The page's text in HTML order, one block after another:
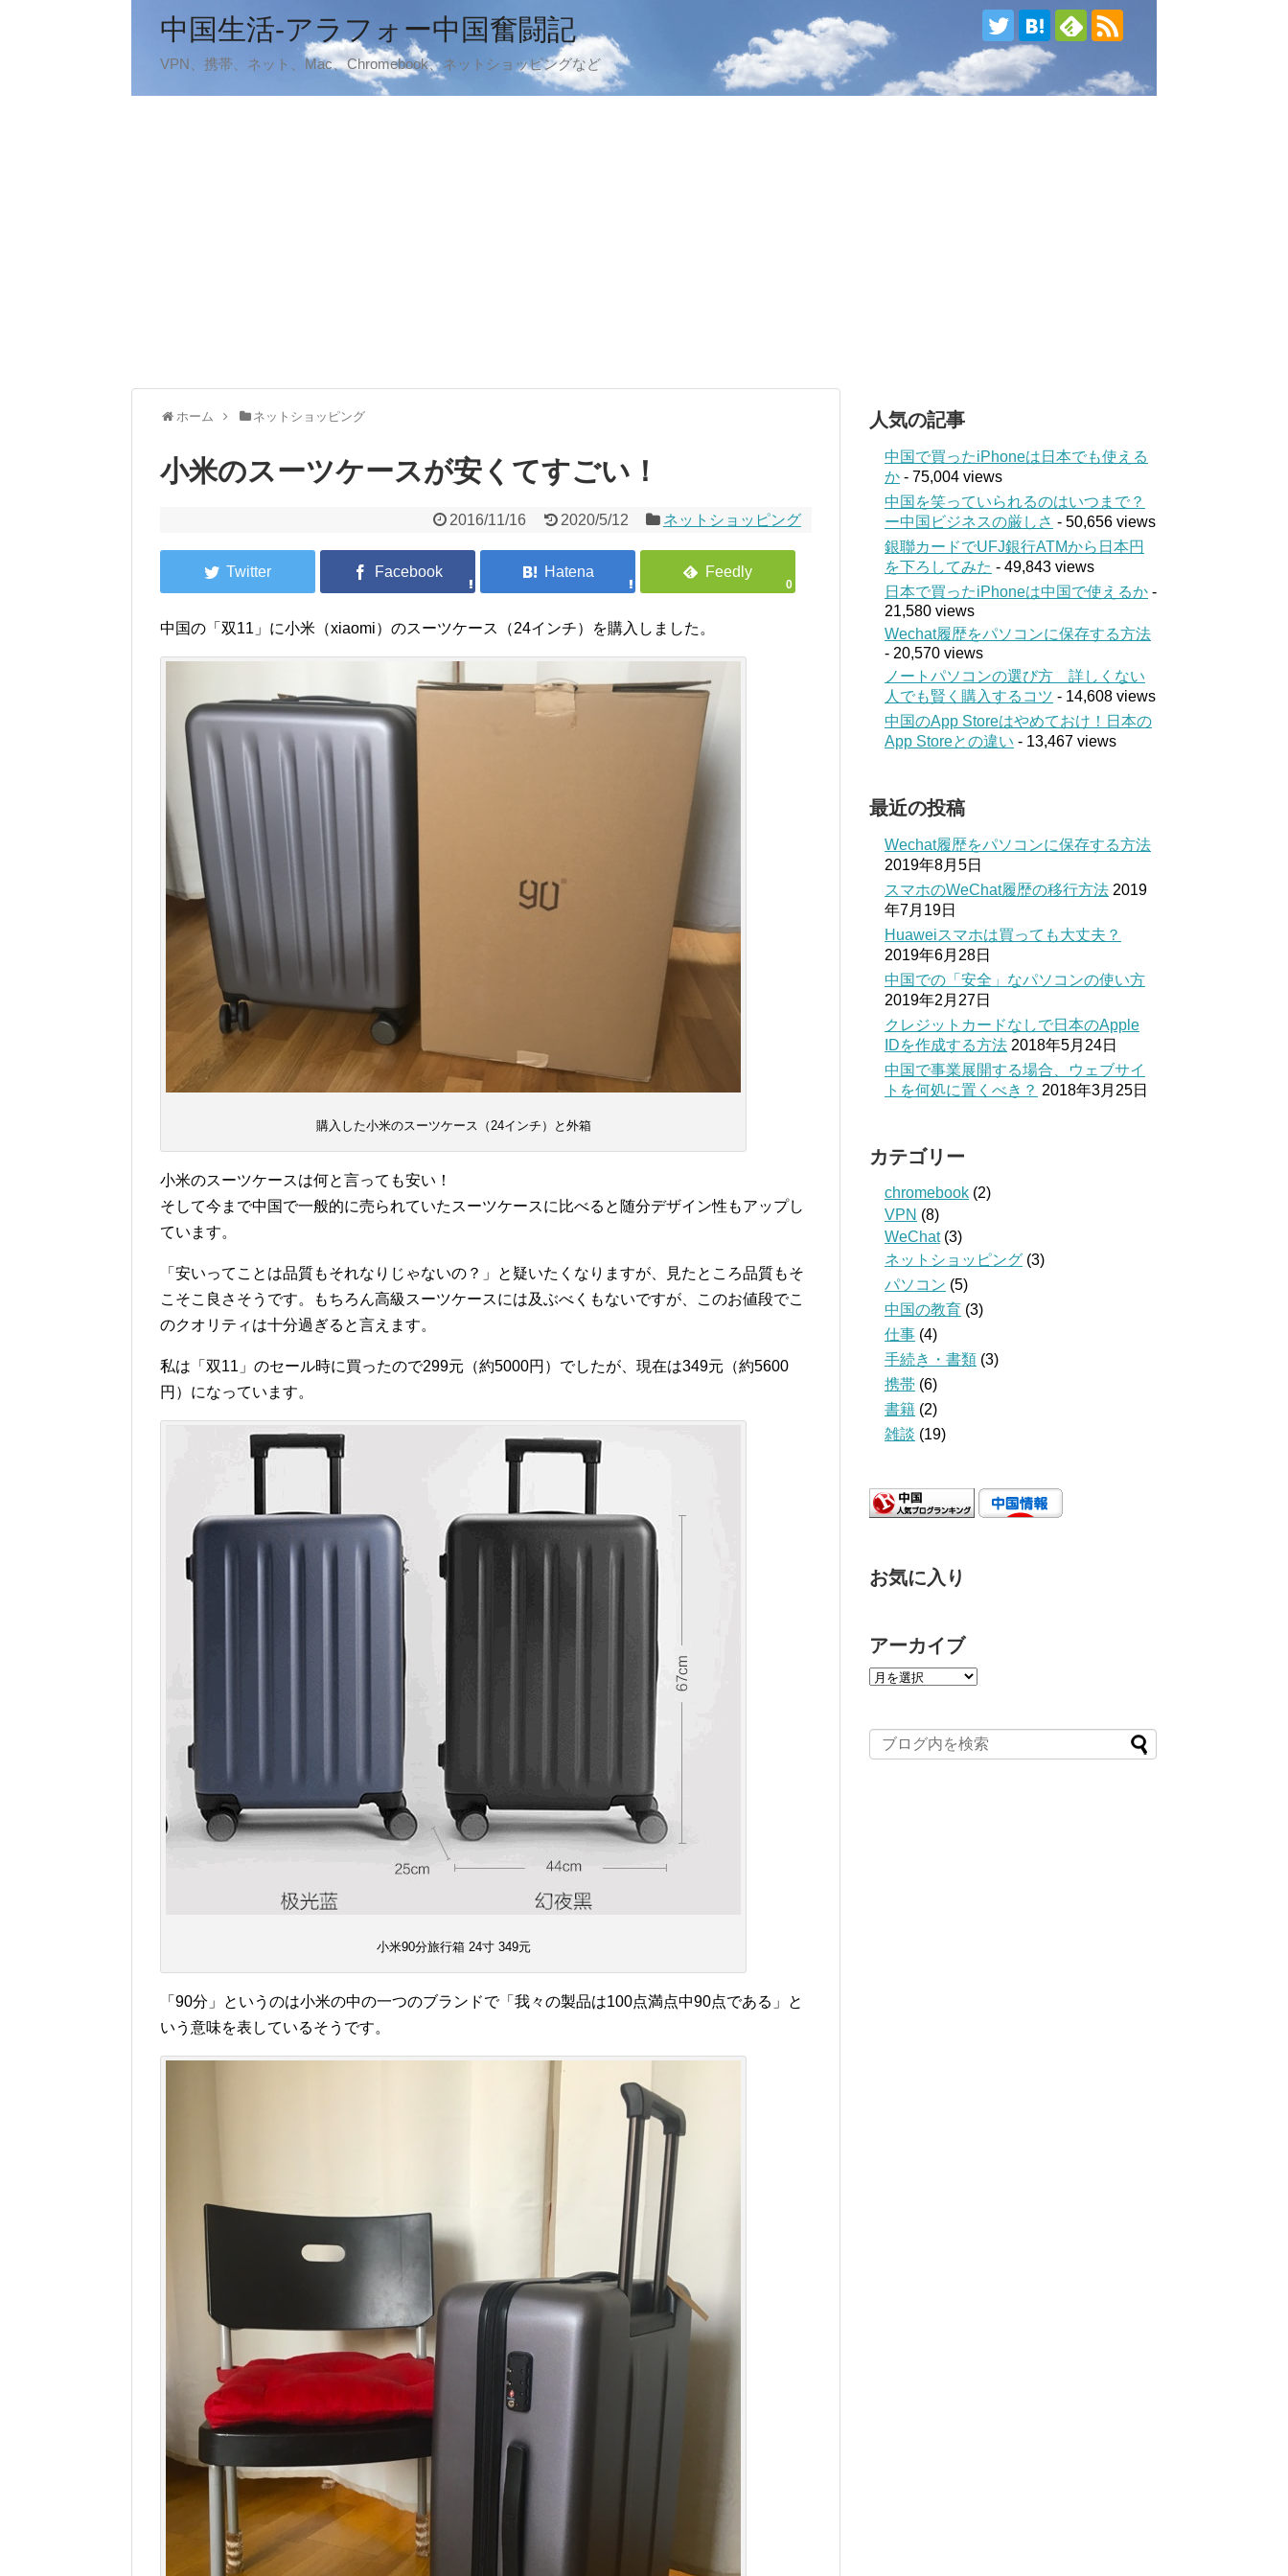
中国生活-アラフォー中国奮闘記
VPN、携帯、ネット、Mac、Chromebook、ネットショッピングなど
ホーム ネットショッピング
小米のスーツケースが安くてすごい！
2016/11/16 2020/5/12 ネットショッピング
0
中国の「双11」に小米（xiaomi）のスーツケース（24インチ）を購入しました。
購入した小米のスーツケース（24インチ）と外箱
小米のスーツケースは何と言っても安い！
そして今まで中国で一般的に売られていたスーツケースに比べると随分デザイン性もアップし
ています。
「安いってことは品質もそれなりじゃないの？」と疑いたくなりますが、見たところ品質もそ
こそこ良さそうです。もちろん高級スーツケースには及ぶべくもないですが、このお値段でこ
のクオリティは十分過ぎると言えます。
私は「双11」のセール時に買ったので299元（約5000円）でしたが、現在は349元（約5600
円）になっています。
小米90分旅行箱 24寸 349元
「90分」というのは小米の中の一つのブランドで「我々の製品は100点満点中90点である」と
いう意味を表しているそうです。
人気の記事
中国で買ったiPhoneは日本でも使える
か - 75,004 views
中国を笑っていられるのはいつまで？
ー中国ビジネスの厳しさ - 50,656 views
銀聯カードでUFJ銀行ATMから日本円
を下ろしてみた - 49,843 views
日本で買ったiPhoneは中国で使えるか -
21,580 views
Wechat履歴をパソコンに保存する方法
- 20,570 views
ノートパソコンの選び方 詳しくない
人でも賢く購入するコツ - 14,608 views
中国のApp Storeはやめておけ！日本の
App Storeとの違い - 13,467 views
最近の投稿
Wechat履歴をパソコンに保存する方法
2019年8月5日
スマホのWeChat履歴の移行方法 2019
年7月19日
Huaweiスマホは買っても大丈夫？
2019年6月28日
中国での「安全」なパソコンの使い方
2019年2月27日
クレジットカードなしで日本のApple
IDを作成する方法 2018年5月24日
中国で事業展開する場合、ウェブサイ
トを何処に置くべき？ 2018年3月25日
カテゴリー
chromebook (2)
VPN (8)
WeChat(3)
ネットショッピング (3)
パソコン (5)
中国の教育 (3)
仕事 (4)
手続き・書類 (3)
携帯 (6)
書籍 (2)
雑談 (19)
お気に入り
アーカイブ